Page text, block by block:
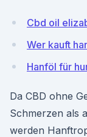
Cbd oil
Wer kauft
Hanföl für
Da CBD ohne
Schmerzen als
werden